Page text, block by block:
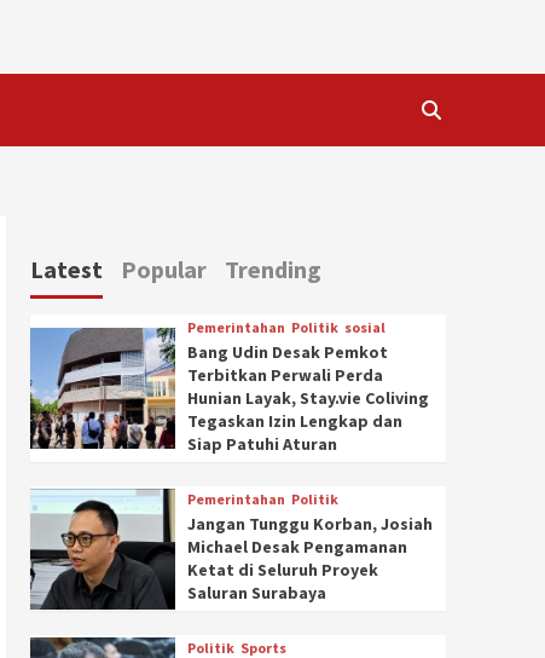
Latest Popular Trending
Pemerintahan Politik sosial
Bang Udin Desak Pemkot
Terbitkan Perwali Perda
Hunian Layak, Stay.vie Coliving
Tegaskan Izin Lengkap dan
Siap Patuhi Aturan
Pemerintahan Politik
Jangan Tunggu Korban, Josiah
Michael Desak Pengamanan
Ketat di Seluruh Proyek
Saluran Surabaya
Politik Sports